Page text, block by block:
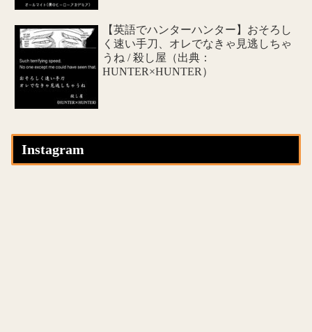
【英語でハンターハンター】おそろし
く速い手刀、オレでなきゃ見逃しちゃ
うね / 殺し屋（出典：
HUNTER×HUNTER）
Instagram